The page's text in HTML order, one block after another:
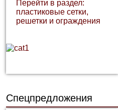
Перейти в раздел:
пластиковые сетки,
решетки и ограждения
Спецпредложения